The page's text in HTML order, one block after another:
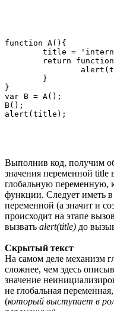
function A(){
}
var B = A();
B();
Выполнив код, получим
значения переменной title
глобальную переменную,
функции. Следует иметь в
переменной (а значит и
происходит на этапе
вызвать alert(title) до
Скрытый текст
На самом деле механизм
сложнее, чем здесь
значение
не глобальная
(который выступает в